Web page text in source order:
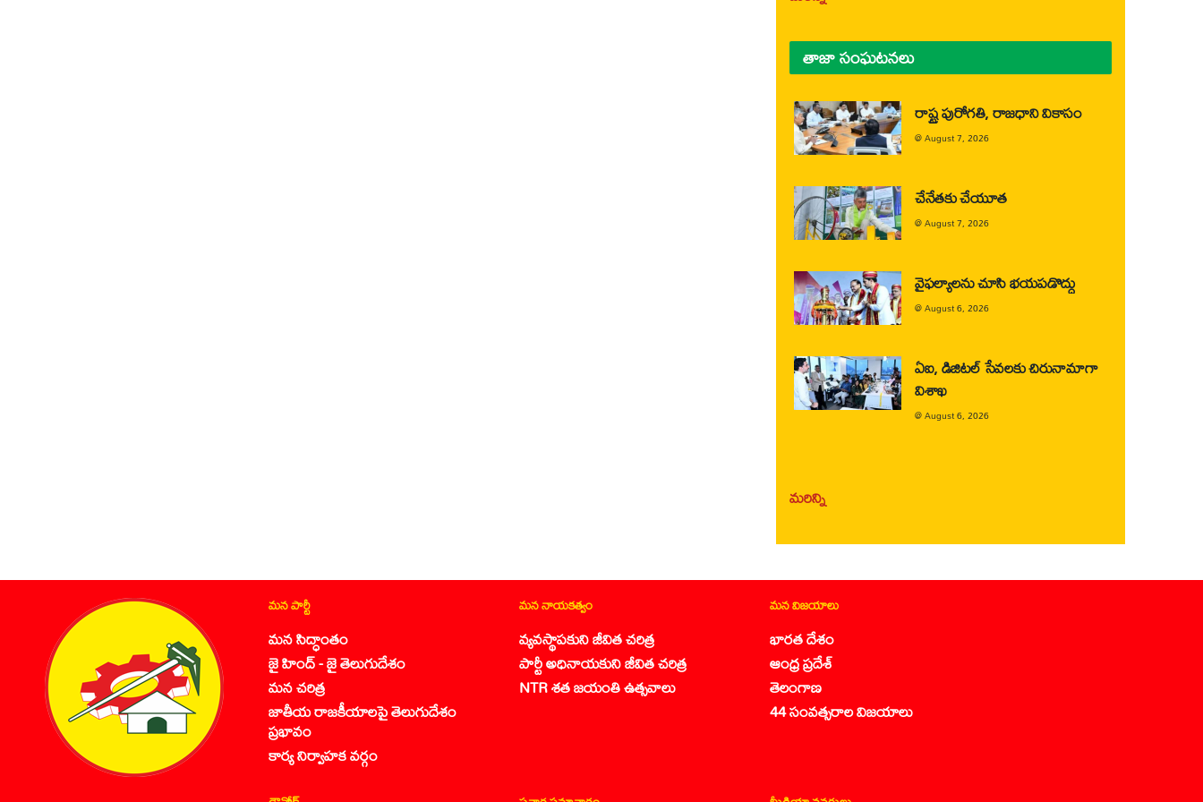
తాజా సంఘటనలు
రాష్ట్ర పురోగతి, రాజధాని వికాసం
@August 7, 2026
చేనేతకు చేయూత
@August 7, 2026
వైఫల్యాలను చూసి భయపడొద్దు
@August 6, 2026
ఏఐ, డిజిటల్ సేవలకు చిరునామాగా
విశాఖ
@August 6, 2026
మరిన్ని
మన పార్టీ
మన సిద్ధాంతం
జై హింద్ - జై తెలుగుదేశం
మన చరిత్ర
జాతీయ రాజకీయాలపై తెలుగుదేశం
ప్రభావం
కార్య నిర్వాహక వర్గం
మన నాయకత్వం
వ్యవస్థాపకుని జీవిత చరిత్ర
పార్టీ అధినాయకుని జీవిత చరిత్ర
NTR శత జయంతి ఉత్సవాలు
మన విజయాలు
భారత దేశం
ఆంధ్ర ప్రదేశ్
తెలంగాణ
44 సంవత్సరాల విజయాలు